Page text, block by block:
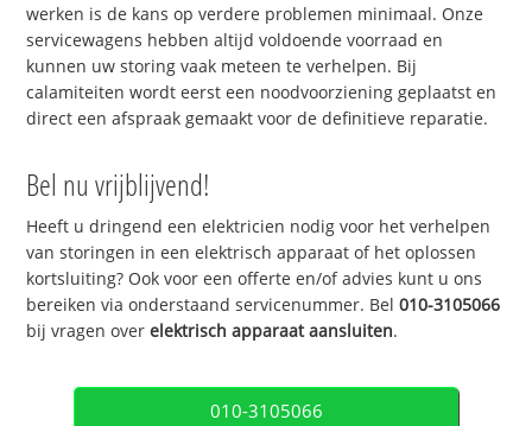
werken is de kans op verdere problemen minimaal. Onze
servicewagens hebben altijd voldoende voorraad en
kunnen uw storing vaak meteen te verhelpen. Bij
calamiteiten wordt eerst een noodvoorziening geplaatst en
direct een afspraak gemaakt voor de definitieve reparatie.
Bel nu vrijblijvend!
Heeft u dringend een elektricien nodig voor het verhelpen
van storingen in een elektrisch apparaat of het oplossen
kortsluiting? Ook voor een offerte en/of advies kunt u ons
bereiken via onderstaand servicenummer. Bel010-3105066
bij vragen overelektrisch apparaat aansluiten.
010-3105066